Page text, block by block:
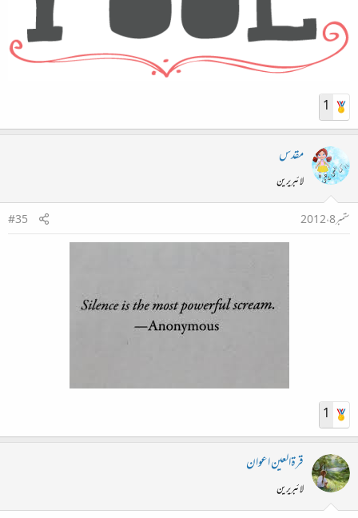
1
مقدس
لائبریرین
ستمبر 8، 2012
#35
1
قرۃالعین اعوان
لائبریرین